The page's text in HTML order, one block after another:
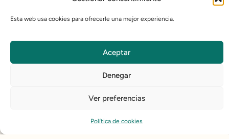
Esta web usa cookies para ofrecerle una mejor experiencia.
Aceptar
Denegar
Ver preferencias
Política de cookies
Identidad
Marca